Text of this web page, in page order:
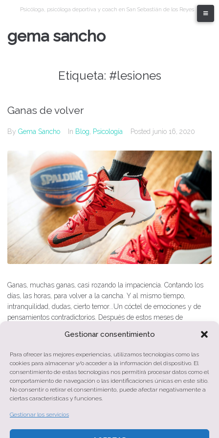
Gestionar consentimiento
Para ofrecer las mejores experiencias, utilizamos tecnologías como las
cookies para almacenar y/o acceder a la información del dispositivo. El
consentimiento de estas tecnologías nos permitirá procesar datos como el
comportamiento de navegación o las identificaciones únicas en este sitio.
No consentir o retirar el consentimiento, puede afectar negativamente a
ciertas características y funciones.
Gestionar los servicios
Psicóloga, psicóloga deportiva y coach en San Sebastián de los Reyes
gema sancho
Etiqueta: #lesiones
Ganas de volver
By Gema Sancho In Blog Psicología Posted junio 16, 2020
Ganas, muchas ganas, casi rozando la impaciencia. Contando los
días, las horas, para volver a la cancha. Y al mismo tiempo,
intranquilidad, dudas, cierto temor...Un cóctel de emociones y de
pensamientos contradictorios. Después de estos meses de
nueva realidad. Una realidad...
Tags:#COVID,#lesiones,Comunicación,Deporte,Estrés,
Psicología